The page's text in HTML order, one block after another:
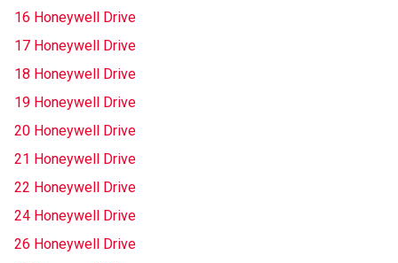
16 Honeywell Drive
17 Honeywell Drive
18 Honeywell Drive
19 Honeywell Drive
20 Honeywell Drive
21 Honeywell Drive
22 Honeywell Drive
24 Honeywell Drive
26 Honeywell Drive